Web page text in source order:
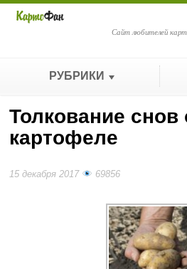
Сайт любителей
РУБРИКИ
Толкование снов
картофеле
15 декабря 2017 69856